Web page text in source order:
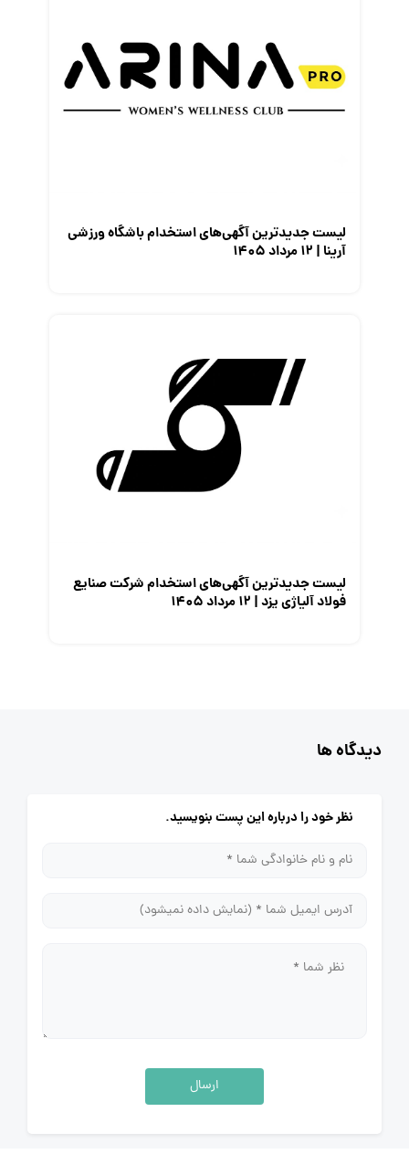
لیست جدیدترین آگهی‌های استخدام باشگاه ورزشی
آرینا | ۱۲ مرداد ۱۴۰۵
لیست جدیدترین آگهی‌های استخدام شرکت صنایع
فولاد آلیاژی یزد | ۱۲ مرداد ۱۴۰۵
دیدگاه ها
نظر خود را درباره این پست بنویسید.
ارسال